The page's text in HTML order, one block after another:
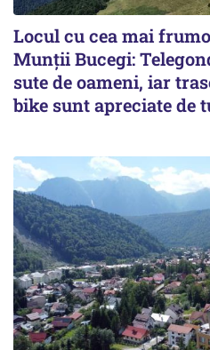
Locul cu cea mai
Munții Bucegi:
sute de oameni, iar
bike sunt apreciate de